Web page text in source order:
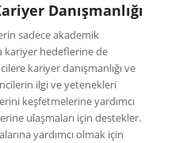
Danışmanlığı
sadece akademik
kariyer hedeflerine de
kariyer danışmanlığı ve
ilgi ve yetenekleri
keşfetmelerine yardımcı
ulaşmaları için destekler.
yardımcı olmak için